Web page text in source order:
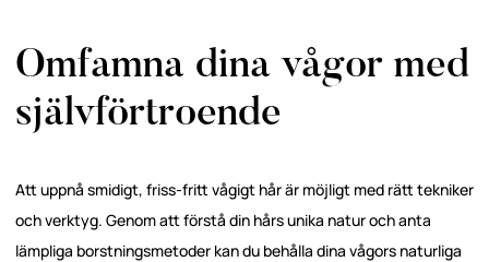
Omfamna dina vågor med
självförtroende
Att uppnå smidigt, friss-fritt vågigt hår är möjligt med rätt tekniker
och verktyg. Genom att förstå din hårs unika natur och anta
lämpliga borstningsmetoder kan du behålla dina vågors naturliga